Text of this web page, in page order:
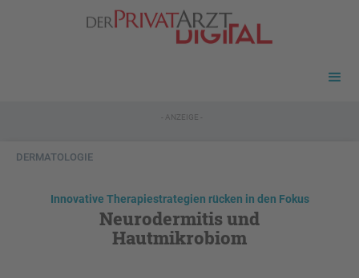
- ANZEIGE -
DERMATOLOGIE
Innovative Therapiestrategien rücken in den Fokus
Neurodermitis und
Hautmikrobiom